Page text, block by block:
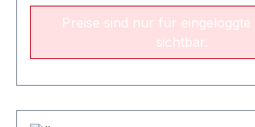
auswechseln. Empfohlene
alle zwei
Nr.Öldüse Fluidics 0.40 gph / 60°
23 kW022544Öldüse Fluidics 0.55
Preise sind nur für eingeloggte
sichtbar.